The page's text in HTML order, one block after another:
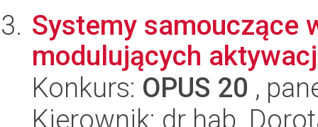
Systemy samouczące
modulujących
Konkurs: OPUS 20 ,
Kierownik: dr hab.